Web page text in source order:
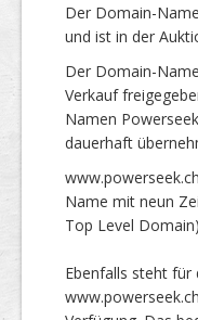
Der Domain-
und ist in der
Der Domain-
Verkauf
Namen
dauerhaft
Name mit neun
Top Level
Ebenfalls steht